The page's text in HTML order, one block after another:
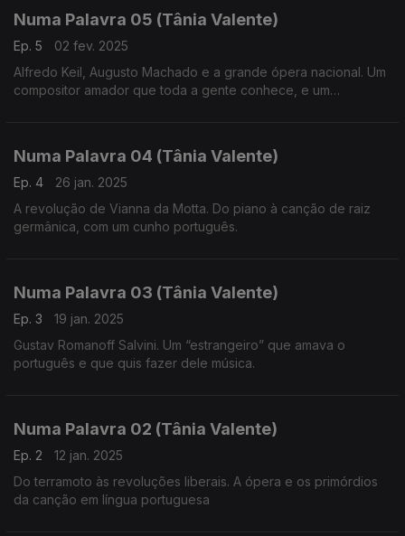
Numa Palavra 05 (Tânia Valente)
Ep. 5
02 fev. 2025
Alfredo Keil, Augusto Machado e a grande ópera nacional. Um
compositor amador que toda a gente conhece, e um
Numa Palavra 04 (Tânia Valente)
Ep. 4
26 jan. 2025
A revolução de Vianna da Motta. Do piano à canção de raiz
germânica, com um cunho português.
Numa Palavra 03 (Tânia Valente)
Ep. 3
19 jan. 2025
Gustav Romanoff Salvini. Um “estrangeiro” que amava o
português e que quis fazer dele música.
Numa Palavra 02 (Tânia Valente)
Ep. 2
12 jan. 2025
Do terramoto às revoluções liberais. A ópera e os primórdios
da canção em língua portuguesa